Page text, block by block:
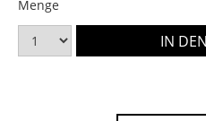
Menge